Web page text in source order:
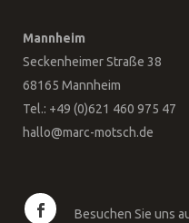
Mannheim
Seckenheimer Straße 38
68165 Mannheim
Tel.: +49 (0)621 460 975 47
hallo@marc-motsch.de
Besuchen Sie uns